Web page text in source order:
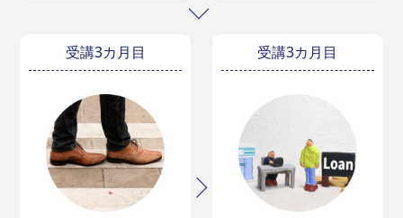
受講3カ月目 受講3カ月目